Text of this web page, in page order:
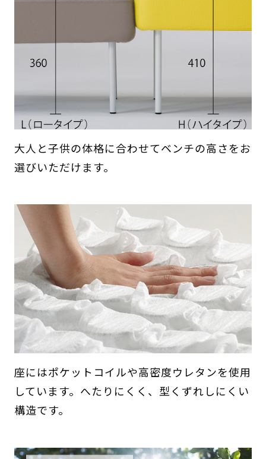
大人と子供の体格に合わせてベンチの高さをお
選びいただけます。
座にはポケットコイルや高密度ウレタンを使用
しています。へたりにくく、型くずれしにくい
構造です。